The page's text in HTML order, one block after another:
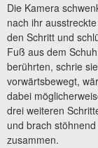
Die Kamera
nach ihr
den Schritt und
Fuß aus dem
berührten, schrie
vorwärtsbewegt,
dabei
drei weiteren
und brach
zusammen.